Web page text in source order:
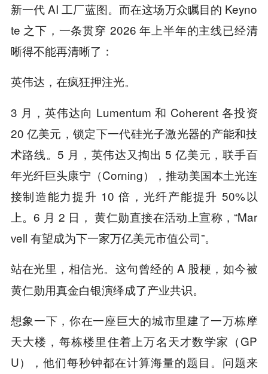
新一代 AI 工厂蓝图。而在这场万众瞩目的 Keyno
te 之下，一条贯穿 2026 年上半年的主线已经清
晰得不能再清晰了：
英伟达，在疯狂押注光。
3 月，英伟达向 Lumentum 和 Coherent 各投资
20 亿美元，锁定下一代硅光子激光器的产能和技
术路线。5 月，英伟达又掏出 5 亿美元，联手百
年光纤巨头康宁（Corning），推动美国本土光连
接制造能力提升 10 倍，光纤产能提升 50%以
上。6 月 2 日， 黄仁勋直接在活动上宣称，“Mar
vell 有望成为下一家万亿美元市值公司”。
站在光里，相信光。 这句曾经的 A 股梗，如今被
黄仁勋用真金白银演绎成了产业共识。
想象一下，你在一座巨大的城市里建了一万栋摩
天大楼，每栋楼里住着上万名天才数学家（GP
U），他们每秒钟都在计算海量的题目。问题来